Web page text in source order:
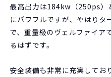
最高出力は184kw（250ps）
にパワフルですが、やはりタ
で、重量級のヴェルファイア
るはずです。
安全装備も非常に充実してお